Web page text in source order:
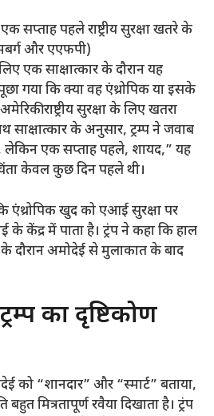
सप्ताह पहले राष्ट्रीय सुरक्षा खतरे के
और एएफपी)
एक साक्षात्कार के दौरान यह
गया कि क्या वह एंथ्रोपिक या इसके
राष्ट्रीय सुरक्षा के लिए खतरा
साक्षात्कार के अनुसार, ट्रम्प ने जवाब
लेकिन एक सप्ताह पहले, शायद,” यह
केवल कुछ दिन पहले थी।
एंथ्रोपिक खुद को एआई सुरक्षा पर
के केंद्र में पाता है। ट्रंप ने कहा कि हाल
दौरान अमोदेई से मुलाकात के बाद
का दृष्टिकोण
को “शानदार” और “स्मार्ट” बताया,
मित्रतापूर्ण रवैया दिखाता है। ट्रंप